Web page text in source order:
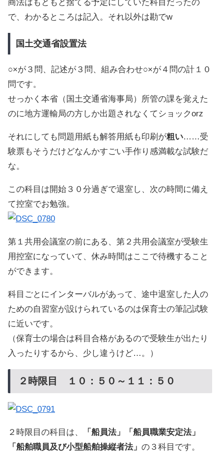
商法はもともと捨てる予定にしていた科目だったの
で、わかるところは記入。それ以外は勘でw
国土交通省設置法
○×が３問、記述が３問、組み合わせ○×が４問の計１０
問です。
せっかく本省（国土交通省海事局）所管の課を覚えた
のに地方運輸局の方しか出題されなくてショックorz
それにしても問題用紙も解答用紙も印刷が粗い……受
験票もそうだけどなんかすごい手作り感満載な試験だ
な。
この科目は開始３０分過ぎで退室し、次の時間に備え
て控室でお勉強。
第１共用会議室の前にある、第２共用会議室が受験生
用控室になっていて、休み時間はここで待機すること
ができます。
科目ごとにインターバルがあって、途中退室した人の
ための自習室が設けられているのは保育士の筆記試験
に近いです。
（保育士の場合は科目合格があるので受験生が出たり
入ったりするから、少し違うけど…。）
２時限目 １０：５０～１１：５０
２時限目の科目は、
「船員法」「船員職業安定法」
「船舶職員及び小型船舶操縦者法」 の３科目です。